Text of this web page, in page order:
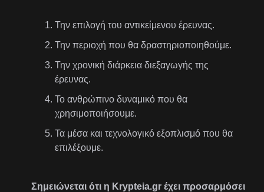
Την επιλογή του αντικείμενου έρευνας.
Την περιοχή που θα δραστηριοποιηθούμε.
Την χρονική διάρκεια διεξαγωγής της
έρευνας.
Το ανθρώπινο δυναμικό που θα
χρησιμοποιήσουμε.
Τα μέσα και τεχνολογικό εξοπλισμό που θα
επιλέξουμε.
Σημειώνεται ότι η Krypteia.gr έχει προσαρμόσει